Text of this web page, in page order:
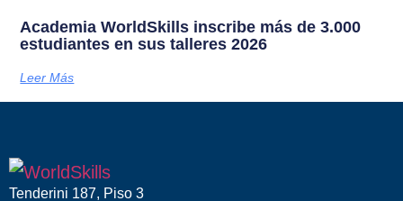
Academia WorldSkills inscribe más de 3.000
estudiantes en sus talleres 2026
Leer Más
Tenderini 187, Piso 3